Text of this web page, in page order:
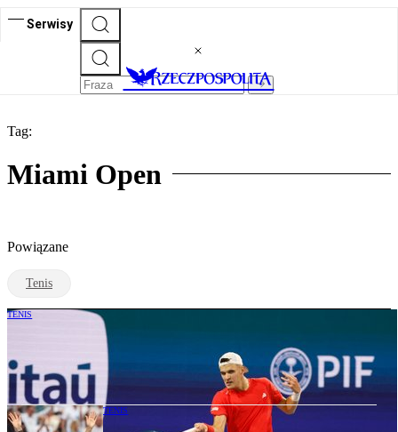
Serwisy
Tag:
Miami Open
Powiązane
Tenis
TENIS
Jakub Mensik wygrywa w Miami. Nowe
pokolenie w natarciu
TENIS